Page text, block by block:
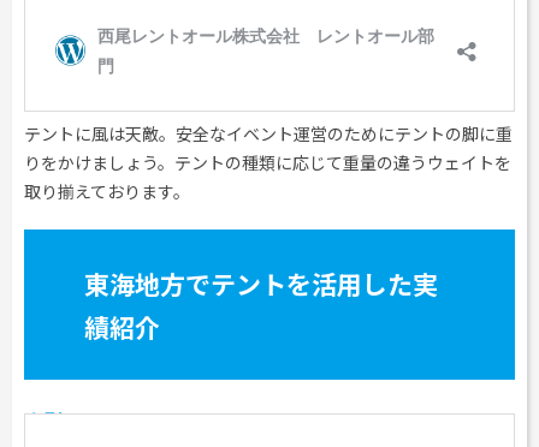
テントに風は天敵。安全なイベント運営のためにテントの脚に重
りをかけましょう。テントの種類に応じて重量の違うウェイトを
取り揃えております。
東海地方でテントを活用した実
績紹介
大型テント マルシェ